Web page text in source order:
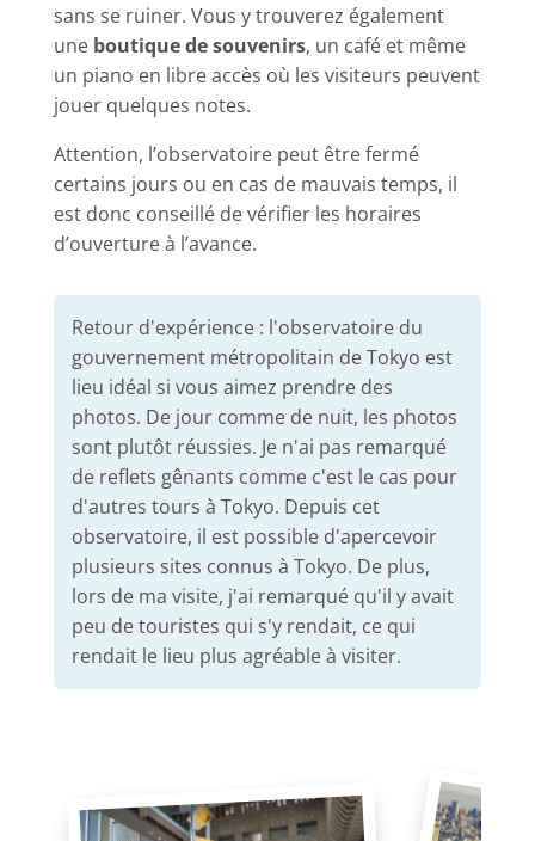
sans se ruiner. Vous y trouverez également
une boutique de souvenirs, un café et même
un piano en libre accès où les visiteurs peuvent
jouer quelques notes.
Attention, l’observatoire peut être fermé
certains jours ou en cas de mauvais temps, il
est donc conseillé de vérifier les horaires
d’ouverture à l’avance.
Retour d'expérience : l'observatoire du
gouvernement métropolitain de Tokyo est
lieu idéal si vous aimez prendre des
photos. De jour comme de nuit, les photos
sont plutôt réussies. Je n'ai pas remarqué
de reflets gênants comme c'est le cas pour
d'autres tours à Tokyo. Depuis cet
observatoire, il est possible d'apercevoir
plusieurs sites connus à Tokyo. De plus,
lors de ma visite, j'ai remarqué qu'il y avait
peu de touristes qui s'y rendait, ce qui
rendait le lieu plus agréable à visiter.